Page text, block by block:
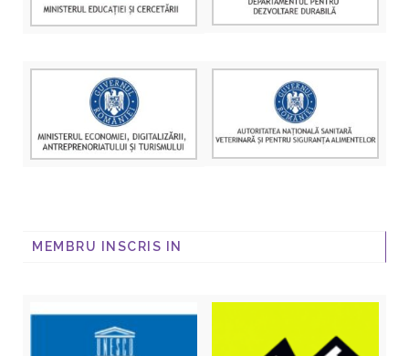
MEMBRU INSCRIS IN